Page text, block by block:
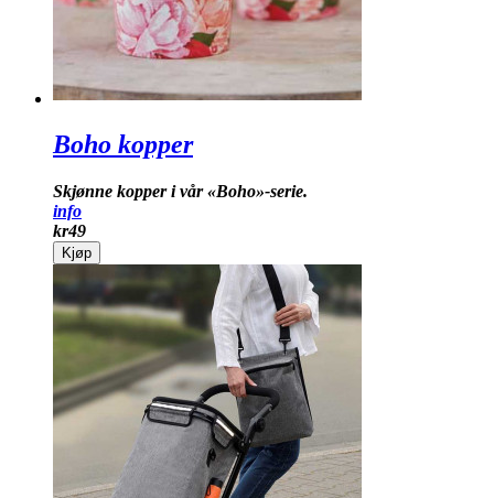
Boho kopper
Skjønne kopper i vår «Boho»-serie.
info
kr49
Kjøp